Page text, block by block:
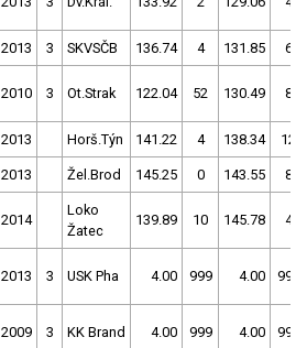
2013 3 SKVSČB 136.74 4 131.85 6
2010 3 Ot.Strak 122.04 52 130.49 8
2013 Horš.Týn 141.22 4 138.34 12
2013 Žel.Brod 145.25 0 143.55 8
2014
Loko
Žatec
139.89 10 145.78 4
2013 3 USK Pha 4.00 999 4.00 999
2009 3 KK Brand 4.00 999 4.00 999